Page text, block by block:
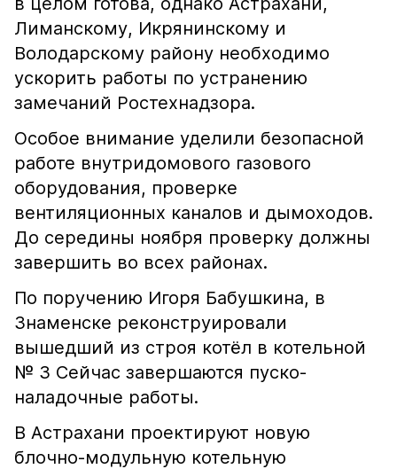
Лиманскому, Икрянинскому и
Володарскому району необходимо
ускорить работы по устранению
замечаний Ростехнадзора.
Особое внимание уделили безопасной
работе внутридомового газового
оборудования, проверке
вентиляционных каналов и дымоходов.
До середины ноября проверку должны
завершить во всех районах.
По поручению Игоря Бабушкина, в
Знаменске реконструировали
вышедший из строя котёл в котельной
№ 3 Сейчас завершаются пуско-
наладочные работы.
В Астрахани проектируют новую
блочно-модульную котельную